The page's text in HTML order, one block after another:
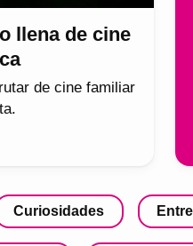
llena de cine
de cine familiar
Curiosidades